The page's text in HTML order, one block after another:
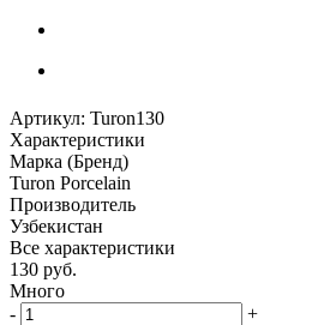
Артикул: Turon130
Характеристики
Марка (Бренд)
Turon Porcelain
Производитель
Узбекистан
Все характеристики
130 руб.
Много
-
+